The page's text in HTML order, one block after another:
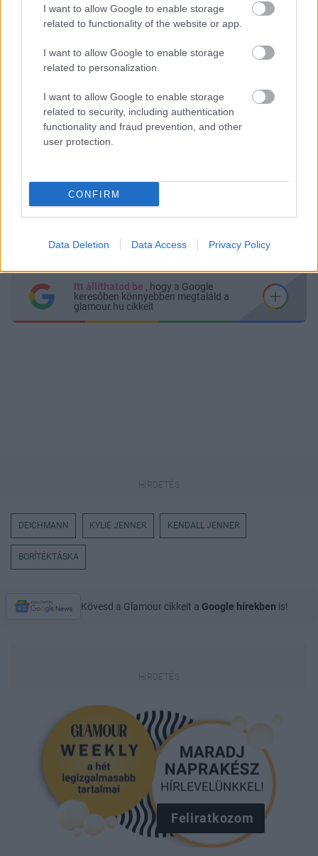
I want to allow Google to enable storage
related to functionality of the website or app.
I want to allow Google to enable storage
related to personalization.
I want to allow Google to enable storage
related to security, including authentication
functionality and fraud prevention, and other
user protection.
CONFIRM
Data Deletion Data Access Privacy Policy
Messengeren
Itt állíthatod be , hogy a Google
keresőben könnyebben megtaláld a
glamour.hu cikkeit
DEICHMANN KYLIE JENNER KENDALL JENNER
BORÍTÉKTÁSKA
Kövesd a Glamour cikkeit a Google hírekben is!
Feliratkozom